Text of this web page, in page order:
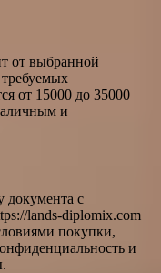
от выбранной
от 15000 до 35000
и
документа с
lands-diplomix.com
покупки,
и